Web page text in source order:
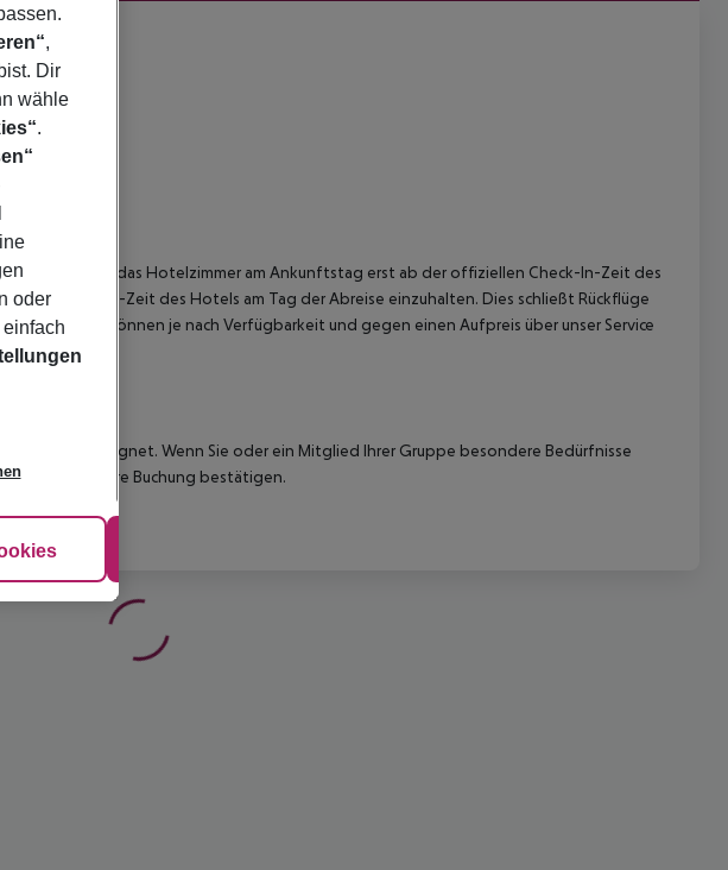
steht das Hotelzimmer am Ankunftstag erst ab der offiziellen Check-In-Zeit des
Check-Out-Zeit des Hotels am Tag der Abreise einzuhalten. Dies schließt Rückflüge
Check-Out können je nach Verfügbarkeit und gegen einen Aufpreis über unser Service
Mobilität geeignet. Wenn Sie oder ein Mitglied Ihrer Gruppe besondere Bedürfnisse
bevor Sie Ihre Buchung bestätigen.
,
Dir
wähle
.
oder